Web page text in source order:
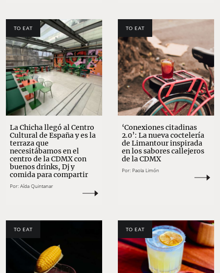
TO EAT
La Chicha llegó al Centro
Cultural de España y es la
terraza que
necesitábamos en el
centro de la CDMX con
buenos drinks, Dj y
comida para compartir
Por: Aída Quintanar
TO EAT
‘Conexiones citadinas
2.0’: La nueva coctelería
de Limantour inspirada
en los sabores callejeros
de la CDMX
Por: Paola Limón
TO EAT TO EAT